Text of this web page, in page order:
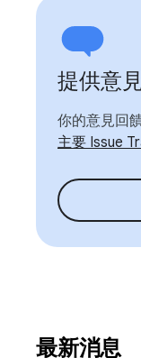
提供意
你的意見回
主要 Issue
最新消息